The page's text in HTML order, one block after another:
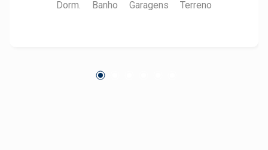
Dorm.
Banho
Garagens
Terreno